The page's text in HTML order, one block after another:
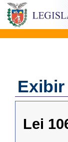
Lei